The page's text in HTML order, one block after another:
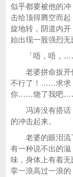
似乎都要被他的冲
击给顶得腾空而
旋地转，阴道内开
始出现一股强烈无
「唔，唔，……
老婆拼命扳开
不行了！……求求
你……饶了我吧
冯涛没有搭话
的冲击起来。
老婆的眼泪流
有一种说不出的滋
味，身体上有着
挛一浪高过一浪的